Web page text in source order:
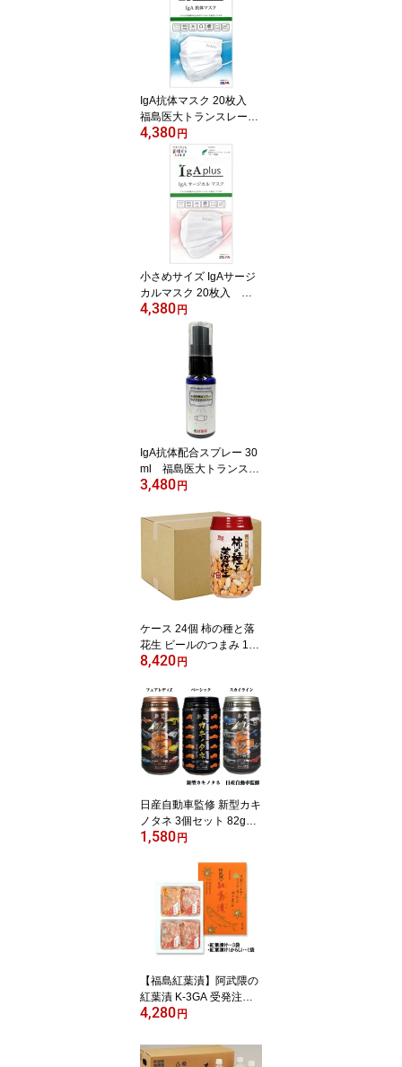
IgA抗体マスク 20枚入
福島医大トランスレーシ
ョナルリサーチ機構から
抗体提供 (45951215430
4,380円
小さめサイズ IgAサージ
カルマスク 20枚入 福
島医大トランスレーショ
ナルリサーチ機構から抗
体提供 (459512154309
4,380円
IgA抗体配合スプレー 30
ml 福島医大トランスレ
ーショナルリサーチ機構
約20円でお手軽予防
3,480円
ケース 24個 柿の種と落
花生 ビールのつまみ 120
g 350ml缶と同じサイ
つまみ 龍屋物産 送料無
料(一部地域を除く) ギ
フト プレゼント
8,420円
日産自動車監修 新型カキ
ノタネ 3個セット 82g×3
フェアレディZ スカイラ
T容器入りおつまみ 350
ml缶と同じサイズ 食っ
ちゃえ日産 ギフト プレ
ゼント
1,580円
【福島紅葉漬】阿武隈の
紅葉漬 K-3GA 受発注商
品【送料無料(一部地域除
ト プレゼント(49563471
00186)
4,280円